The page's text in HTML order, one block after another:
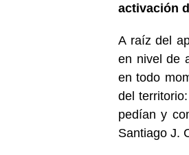
activación
A raíz del
en nivel de
en todo
del
pedían y
Santiago J.